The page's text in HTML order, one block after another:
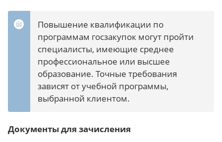
Повышение квалификации по
программам госзакупок могут пройти
специалисты, имеющие среднее
профессиональное или высшее
образование. Точные требования
зависят от учебной программы,
выбранной клиентом.
Документы для зачисления